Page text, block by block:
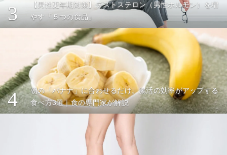
3
【男性更年期対策】テストステロン（男性ホルモン）を増
やす「５つの食品」
4
朝の「バナナ」に合わせるだけ。腸活の効率がアップする
食べ方3選｜食の専門家が解説